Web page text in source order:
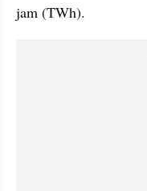
jam (TWh).